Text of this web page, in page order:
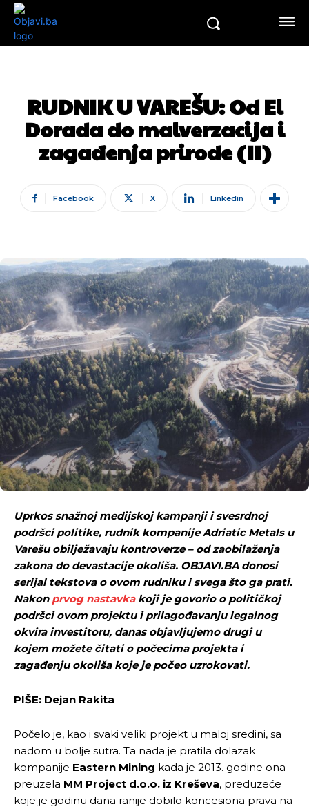
RUDNIK U VAREŠU: Od El
Dorada do malverzacija i
zagađenja prirode (II)
Facebook X Linkedin
Uprkos snažnoj medijskoj kampanji i svesrdnoj
podršci politike, rudnik kompanije Adriatic Metals u
Varešu obilježavaju kontroverze – od zaobilaženja
zakona do devastacije okoliša. OBJAVI.BA donosi
serijal tekstova o ovom rudniku i svega što ga prati.
Nakon prvog nastavkakoji je govorio o političkoj
podršci ovom projektu i prilagođavanju legalnog
okvira investitoru, danas objavljujemo drugi u
kojem možete čitati o počecima projekta i
zagađenju okoliša koje je počeo uzrokovati.
PIŠE: Dejan Rakita
Počelo je, kao i svaki veliki projekt u maloj sredini, sa
nadom u bolje sutra. Ta nada je pratila dolazak
kompanije Eastern Mining kada je 2013. godine ona
preuzela MM Project d.o.o. iz Kreševa, preduzeće
koje je godinu dana ranije dobilo koncesiona prava na